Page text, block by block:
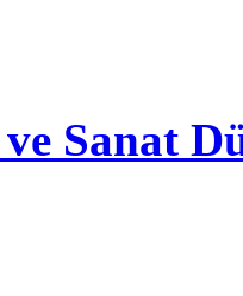
Sanat